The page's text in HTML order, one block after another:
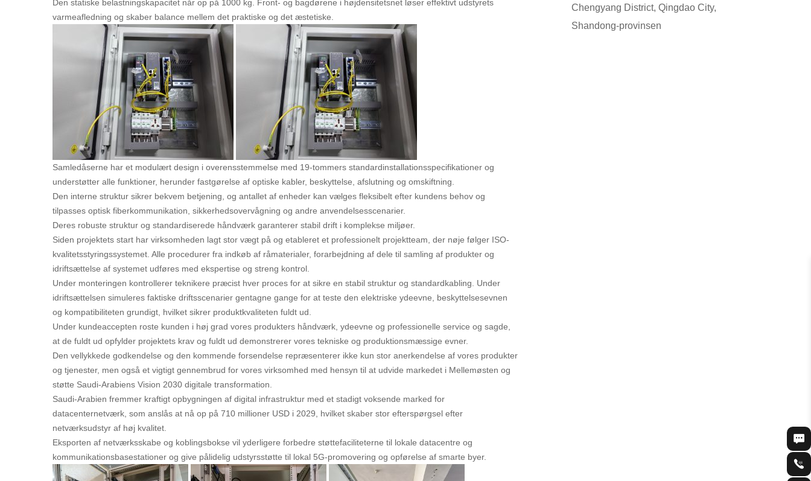
Den statiske belastningskapacitet når op på 1000 kg. Front- og bagdørene i højdensitetsnet løser effektivt udstyrets
varmeafledning og skaber balance mellem det praktiske og det æstetiske.
Samledåserne har et modulært design i overensstemmelse med 19-tommers standardinstallationsspecifikationer og
understøtter alle funktioner, herunder fastgørelse af optiske kabler, beskyttelse, afslutning og omskiftning.
Den interne struktur sikrer bekvem betjening, og antallet af enheder kan vælges fleksibelt efter kundens behov og
tilpasses optisk fiberkommunikation, sikkerhedsovervågning og andre anvendelsesscenarier.
Deres robuste struktur og standardiserede håndværk garanterer stabil drift i komplekse miljøer.
Siden projektets start har virksomheden lagt stor vægt på og etableret et professionelt projektteam, der nøje følger ISO-
kvalitetsstyringssystemet. Alle procedurer fra indkøb af råmaterialer, forarbejdning af dele til samling af produkter og
idriftsættelse af systemet udføres med ekspertise og streng kontrol.
Under monteringen kontrollerer teknikere præcist hver proces for at sikre en stabil struktur og standardkabling. Under
idriftsættelsen simuleres faktiske driftsscenarier gentagne gange for at teste den elektriske ydeevne, beskyttelsesevnen
og kompatibiliteten grundigt, hvilket sikrer produktkvaliteten fuldt ud.
Under kundeaccepten roste kunden i høj grad vores produkters håndværk, ydeevne og professionelle service og sagde,
at de fuldt ud opfylder projektets krav og fuldt ud demonstrerer vores tekniske og produktionsmæssige evner.
Den vellykkede godkendelse og den kommende forsendelse repræsenterer ikke kun stor anerkendelse af vores produkter
og tjenester, men også et vigtigt gennembrud for vores virksomhed med hensyn til at udvide markedet i Mellemøsten og
støtte Saudi-Arabiens Vision 2030 digitale transformation.
Saudi-Arabien fremmer kraftigt opbygningen af digital infrastruktur med et stadigt voksende marked for
datacenternetværk, som anslås at nå op på 710 millioner USD i 2029, hvilket skaber stor efterspørgsel efter
netværksudstyr af høj kvalitet.
Eksporten af netværksskabe og koblingsbokse vil yderligere forbedre støttefaciliteterne til lokale datacentre og
kommunikationsbasestationer og give pålidelig udstyrsstøtte til lokal 5G-promovering og opførelse af smarte byer.
Chengyang District, Qingdao City,
Shandong-provinsen